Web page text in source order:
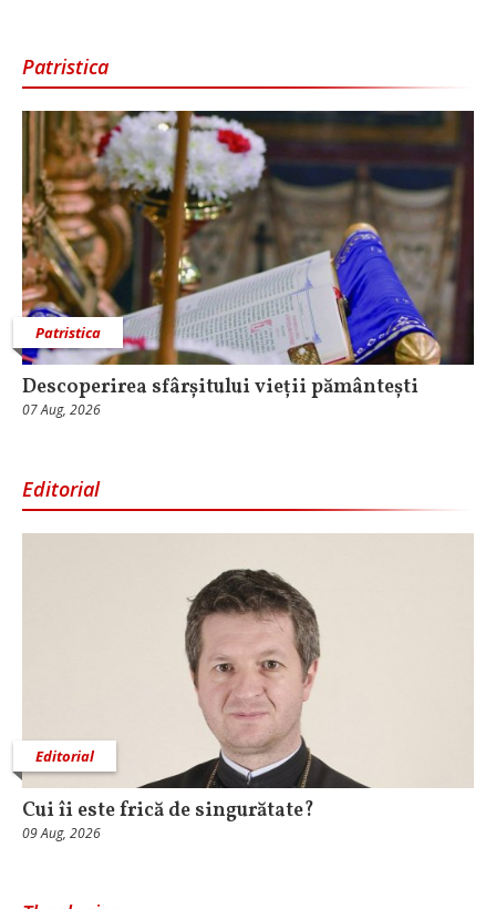
Patristica
Patristica
Descoperirea sfârșitului vieții pământești
07 Aug, 2026
Editorial
Editorial
Cui îi este frică de singurătate?
09 Aug, 2026